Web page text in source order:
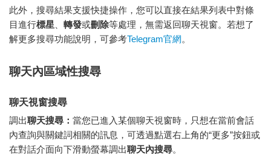
此外，搜尋結果支援快捷操作，您可以直接在結果列表中對條
目進行標星 轉發或刪除等處理，無需返回聊天視窗。若想了
解更多搜尋功能說明，可參考Telegram官網。
聊天內區域性搜尋
聊天視窗搜尋
調出聊天搜尋： 當您已進入某個聊天視窗時，只想在當前會話
內查詢與關鍵詞相關的訊息，可透過點選右上角的“更多”按鈕或
在對話介面向下滑動螢幕調出聊天內搜尋。